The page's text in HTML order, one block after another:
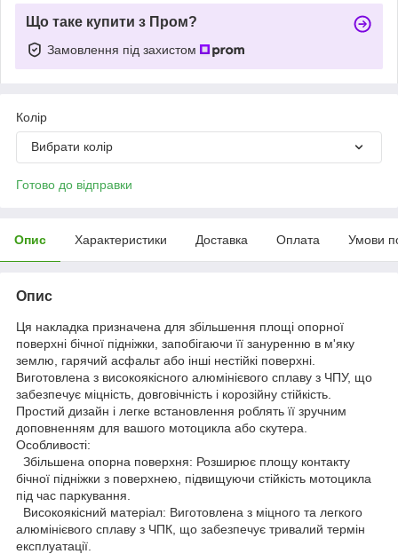
Що таке купити з Пром?
Замовлення під захистом
Колір
Вибрати колір
Готово до відправки
Опис Характеристики Доставка Оплата Умови
Опис
Ця накладка призначена для збільшення площі опорної
поверхні бічної підніжки, запобігаючи її зануренню в м'яку
землю, гарячий асфальт або інші нестійкі поверхні.
Виготовлена з високоякісного алюмінієвого сплаву з ЧПУ, що
забезпечує міцність, довговічність і корозійну стійкість.
Простий дизайн і легке встановлення роблять її зручним
доповненням для вашого мотоцикла або скутера.
Особливості:
Збільшена опорна поверхня: Розширює площу контакту
бічної підніжки з поверхнею, підвищуючи стійкість мотоцикла
під час паркування.
Високоякісний матеріал: Виготовлена з міцного та легкого
алюмінієвого сплаву з ЧПК, що забезпечує тривалий термін
експлуатації.